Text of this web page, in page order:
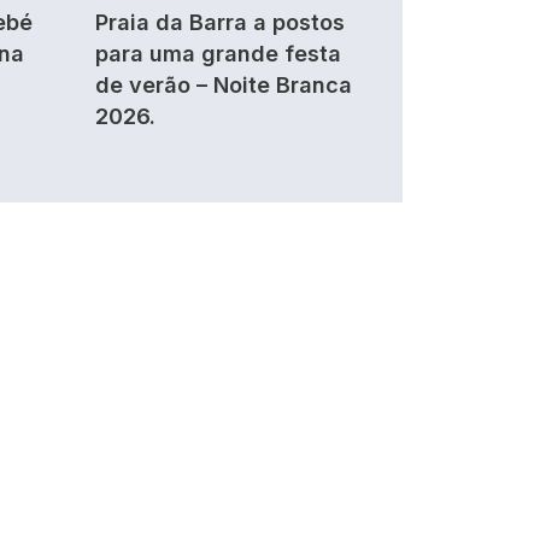
Praia da Barra a postos
para uma grande festa
de verão – Noite Branca
2026.